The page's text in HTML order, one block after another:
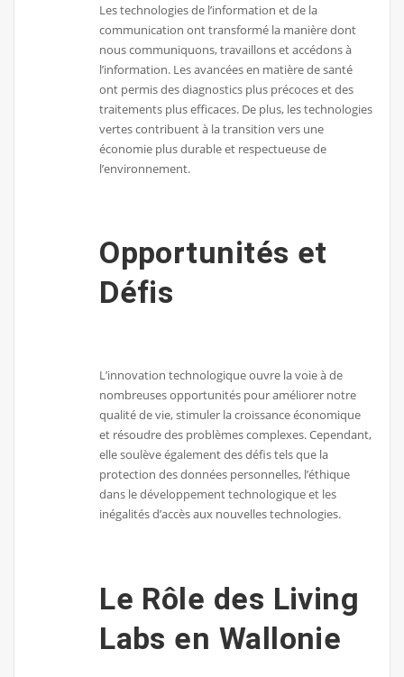
Les technologies de l’information et de la
communication ont transformé la manière dont
nous communiquons, travaillons et accédons à
l’information. Les avancées en matière de santé
ont permis des diagnostics plus précoces et des
traitements plus efficaces. De plus, les technologies
vertes contribuent à la transition vers une
économie plus durable et respectueuse de
l’environnement.
Opportunités et
Défis
L’innovation technologique ouvre la voie à de
nombreuses opportunités pour améliorer notre
qualité de vie, stimuler la croissance économique
et résoudre des problèmes complexes. Cependant,
elle soulève également des défis tels que la
protection des données personnelles, l’éthique
dans le développement technologique et les
inégalités d’accès aux nouvelles technologies.
Le Rôle des Living
Labs en Wallonie